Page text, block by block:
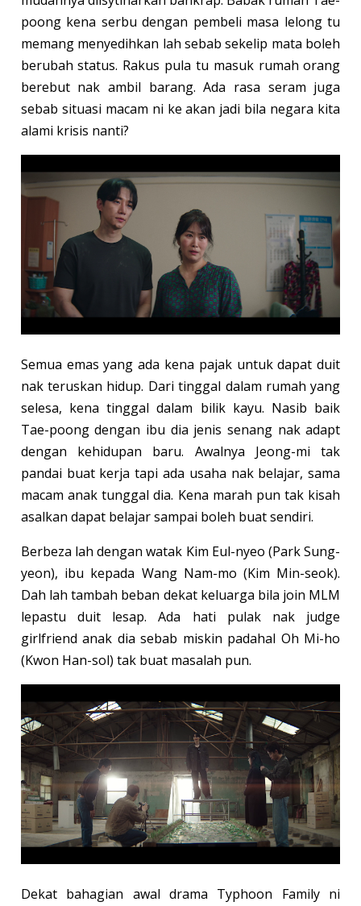
poong kena serbu dengan pembeli masa lelong tu
memang menyedihkan lah sebab sekelip mata boleh
berubah status. Rakus pula tu masuk rumah orang
berebut nak ambil barang. Ada rasa seram juga
sebab situasi macam ni ke akan jadi bila negara kita
alami krisis nanti?
Semua emas yang ada kena pajak untuk dapat duit
nak teruskan hidup. Dari tinggal dalam rumah yang
selesa, kena tinggal dalam bilik kayu. Nasib baik
Tae-poong dengan ibu dia jenis senang nak adapt
dengan kehidupan baru. Awalnya Jeong-mi tak
pandai buat kerja tapi ada usaha nak belajar, sama
macam anak tunggal dia. Kena marah pun tak kisah
asalkan dapat belajar sampai boleh buat sendiri.
Berbeza lah dengan watak Kim Eul-nyeo (Park Sung-
yeon), ibu kepada Wang Nam-mo (Kim Min-seok).
Dah lah tambah beban dekat keluarga bila join MLM
lepastu duit lesap. Ada hati pulak nak judge
girlfriend anak dia sebab miskin padahal Oh Mi-ho
(Kwon Han-sol) tak buat masalah pun.
Dekat bahagian awal drama Typhoon Family ni